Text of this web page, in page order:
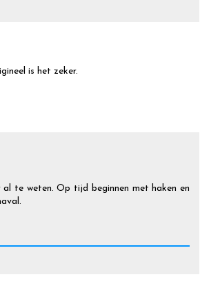
is het zeker.
te weten. Op tijd beginnen met haken en